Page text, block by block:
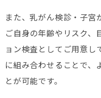
また、乳がん検診・子宮
ご自身の年齢やリスク、
ョン検査としてご用意し
に組み合わせることで、
とが可能です。